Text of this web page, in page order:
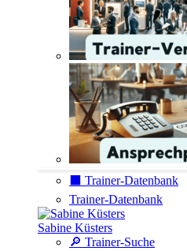
⬛️ Trainer-Datenbank
Trainer-Datenbank
Sabine Küsters
🔎 Trainer-Suche